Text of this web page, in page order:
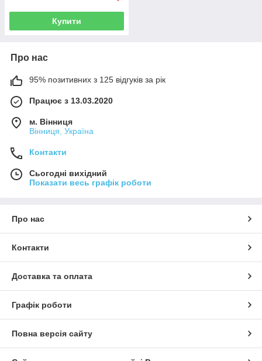
Купити
Про нас
95% позитивних з 125 відгуків за рік
Працює з 13.03.2020
м. Вінниця
Вінниця, Україна
Контакти
Сьогодні вихідний
Показати весь графік роботи
Про нас
Контакти
Доставка та оплата
Графік роботи
Повна версія сайту